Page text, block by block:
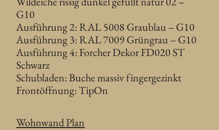
G10
Ausführung 2: RAL 5008 Graublau – G10
Ausführung 3: RAL 7009 Grüngrau – G10
Ausführung 4: Forcher Dekor FD020 ST
Schwarz
Schubladen: Buche massiv fingergezinkt
Frontöffnung: TipOn
Wohnwand Plan